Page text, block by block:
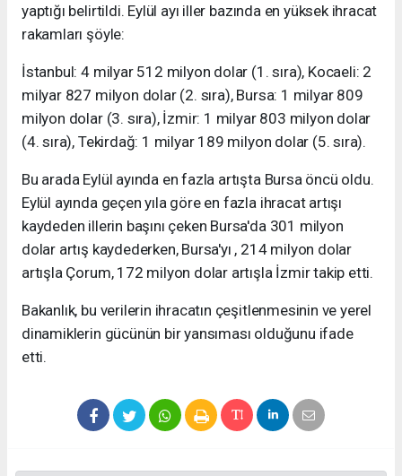
yaptığı belirtildi. Eylül ayı iller bazında en yüksek ihracat
rakamları şöyle:
İstanbul: 4 milyar 512 milyon dolar (1. sıra), Kocaeli: 2
milyar 827 milyon dolar (2. sıra), Bursa: 1 milyar 809
milyon dolar (3. sıra), İzmir: 1 milyar 803 milyon dolar
(4. sıra), Tekirdağ: 1 milyar 189 milyon dolar (5. sıra).
Bu arada Eylül ayında en fazla artışta Bursa öncü oldu.
Eylül ayında geçen yıla göre en fazla ihracat artışı
kaydeden illerin başını çeken Bursa'da 301 milyon
dolar artış kaydederken, Bursa'yı , 214 milyon dolar
artışla Çorum, 172 milyon dolar artışla İzmir takip etti.
Bakanlık, bu verilerin ihracatın çeşitlenmesinin ve yerel
dinamiklerin gücünün bir yansıması olduğunu ifade
etti.